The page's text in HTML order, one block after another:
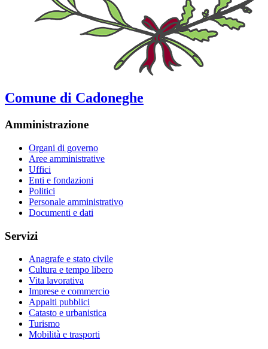
Comune di Cadoneghe
Amministrazione
Organi di governo
Aree amministrative
Uffici
Enti e fondazioni
Politici
Personale amministrativo
Documenti e dati
Servizi
Anagrafe e stato civile
Cultura e tempo libero
Vita lavorativa
Imprese e commercio
Appalti pubblici
Catasto e urbanistica
Turismo
Mobilità e trasporti